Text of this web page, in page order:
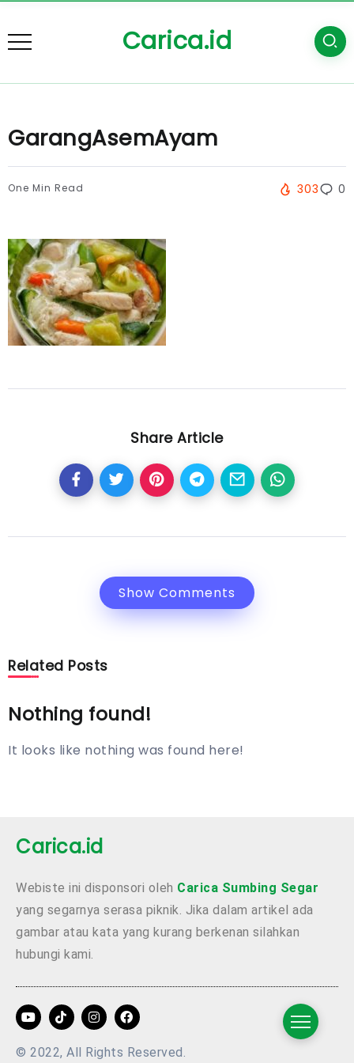
Carica.id
GarangAsemAyam
One Min Read 303 0
Share Article
Show Comments
Related Posts
Nothing found!
It looks like nothing was found here!
Carica.id
Webiste ini disponsori oleh Carica Sumbing Segar
yang segarnya serasa piknik. Jika dalam artikel ada
gambar atau kata yang kurang berkenan silahkan
hubungi kami.
© 2022, All Rights Reserved.